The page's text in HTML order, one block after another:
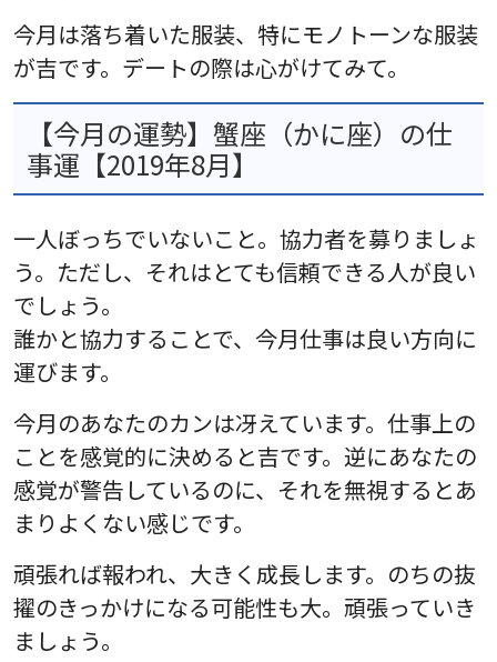
今月は落ち着いた服装、特にモノトーンな服装
が吉です。デートの際は心がけてみて。
【今月の運勢】蟹座（かに座）の仕
事運【2019年8月】
一人ぼっちでいないこと。協力者を募りましょ
う。ただし、それはとても信頼できる人が良い
でしょう。
誰かと協力することで、今月仕事は良い方向に
運びます。
今月のあなたのカンは冴えています。仕事上の
ことを感覚的に決めると吉です。逆にあなたの
感覚が警告しているのに、それを無視するとあ
まりよくない感じです。
頑張れば報われ、大きく成長します。のちの抜
擢のきっかけになる可能性も大。頑張っていき
ましょう。